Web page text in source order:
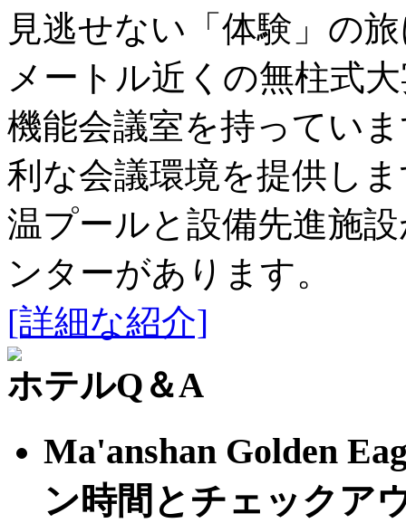
見逃せない「体験」の
メートル近くの無柱式
機能会議室を持ってい
利な会議環境を提供し
温プールと設備先進施
ンターがあります。
[詳細な紹介]
ホテルQ＆A
Ma'anshan Golden
ン時間とチェックア